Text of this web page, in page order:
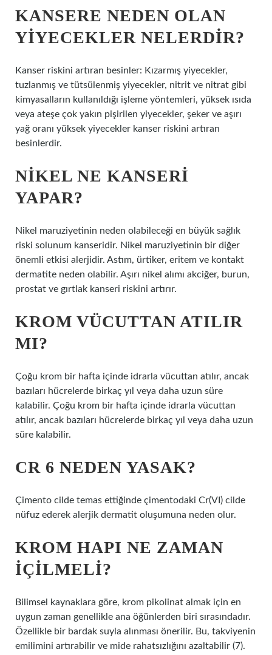
KANSERE NEDEN OLAN
YIYECEKLER NELERDIR?
Kanser riskini artıran besinler: Kızarmış yiyecekler,
tuzlanmış ve tütsülenmiş yiyecekler, nitrit ve nitrat gibi
kimyasalların kullanıldığı işleme yöntemleri, yüksek ısıda
veya ateşe çok yakın pişirilen yiyecekler, şeker ve aşırı
yağ oranı yüksek yiyecekler kanser riskini artıran
besinlerdir.
NIKEL NE KANSERI
YAPAR?
Nikel maruziyetinin neden olabileceği en büyük sağlık
riski solunum kanseridir. Nikel maruziyetinin bir diğer
önemli etkisi alerjidir. Astım, ürtiker, eritem ve kontakt
dermatite neden olabilir. Aşırı nikel alımı akciğer, burun,
prostat ve gırtlak kanseri riskini artırır.
KROM VÜCUTTAN ATILIR
MI?
Çoğu krom bir hafta içinde idrarla vücuttan atılır, ancak
bazıları hücrelerde birkaç yıl veya daha uzun süre
kalabilir. Çoğu krom bir hafta içinde idrarla vücuttan
atılır, ancak bazıları hücrelerde birkaç yıl veya daha uzun
süre kalabilir.
CR 6 NEDEN YASAK?
Çimento cilde temas ettiğinde çimentodaki Cr(VI) cilde
nüfuz ederek alerjik dermatit oluşumuna neden olur.
KROM HAPI NE ZAMAN
IÇILMELI?
Bilimsel kaynaklara göre, krom pikolinat almak için en
uygun zaman genellikle ana öğünlerden biri sırasındadır.
Özellikle bir bardak suyla alınması önerilir. Bu, takviyenin
emilimini artırabilir ve mide rahatsızlığını azaltabilir (7).